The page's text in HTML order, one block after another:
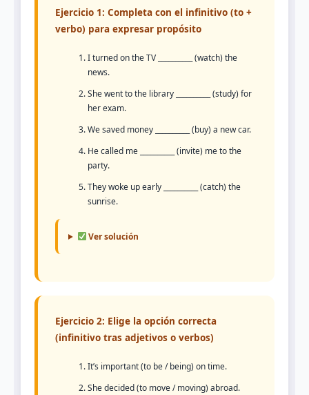
Ejercicio 1: Completa con el infinitivo (to +
verbo) para expresar propósito
I turned on the TV __________ (watch) the
news.
She went to the library __________ (study) for
her exam.
We saved money __________ (buy) a new car.
He called me __________ (invite) me to the
party.
They woke up early __________ (catch) the
sunrise.
Ver solución
Ejercicio 2: Elige la opción correcta
(infinitivo tras adjetivos o verbos)
It’s important (to be / being) on time.
She decided (to move / moving) abroad.